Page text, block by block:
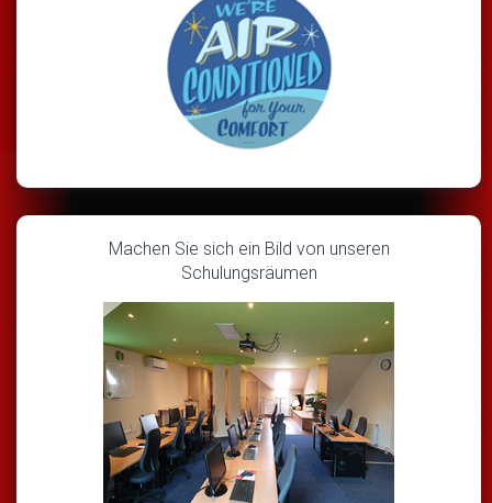
Machen Sie sich ein Bild von unseren
Schulungsräumen